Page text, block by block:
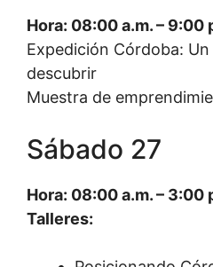
Hora: 08:00 a.m. – 9:00
Expedición Córdoba:
descubrir
Muestra de
Sábado 27
Hora: 08:00 a.m. – 3:00
Talleres: